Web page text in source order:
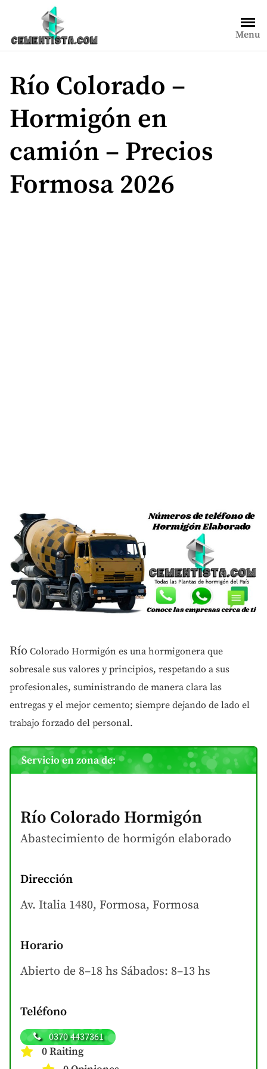
contenido
Menu
Río Colorado –
Hormigón en
camión – Precios
Formosa 2026
Río Colorado Hormigón es una hormigonera que
sobresale sus valores y principios, respetando a sus
profesionales, suministrando de manera clara las
entregas y el mejor cemento; siempre dejando de lado el
trabajo forzado del personal.
Servicio en zona de:
Río Colorado Hormigón
Abastecimiento de hormigón elaborado
Dirección
Av. Italia 1480, Formosa, Formosa
Horario
Abierto de 8–18 hs Sábados: 8–13 hs
Teléfono
0370 4437361
0 Raiting